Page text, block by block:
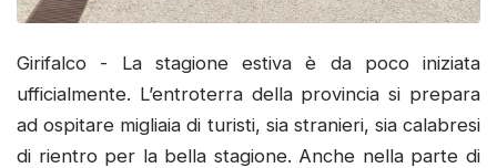
Girifalco - La stagione estiva è da poco iniziata
ufficialmente. L’entroterra della provincia si prepara
ad ospitare migliaia di turisti, sia stranieri, sia calabresi
di rientro per la bella stagione. Anche nella parte di